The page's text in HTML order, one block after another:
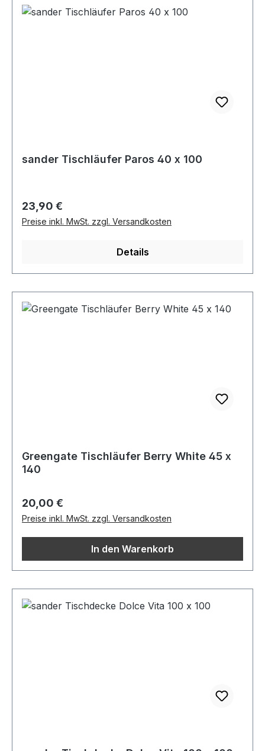
sander Tischläufer Paros 40 x 100
Regulärer Preis:
23,90 €
Preise inkl. MwSt. zzgl. Versandkosten
Details
Greengate Tischläufer Berry White 45 x
140
Regulärer Preis:
20,00 €
Preise inkl. MwSt. zzgl. Versandkosten
In den Warenkorb